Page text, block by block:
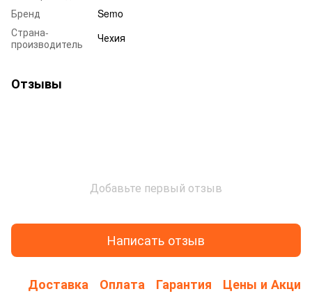
Бренд
Semo
Страна-
производитель
Чехия
Отзывы
Добавьте первый отзыв
Написать отзыв
Доставка Оплата Гарантия Цены и Акции